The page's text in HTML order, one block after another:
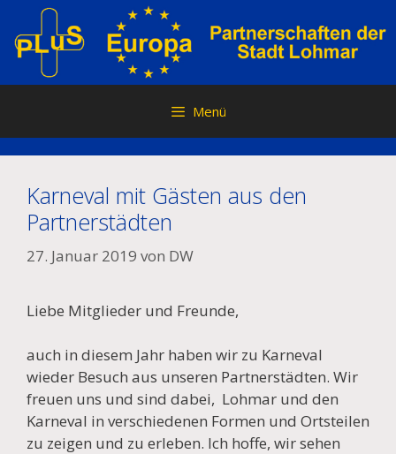
Inhalt
springen
Menü
Karneval mit Gästen aus den
Partnerstädten
27. Januar 2019 von DW
Liebe Mitglieder und Freunde,
auch in diesem Jahr haben wir zu Karneval
wieder Besuch aus unseren Partnerstädten. Wir
freuen uns und sind dabei, Lohmar und den
Karneval in verschiedenen Formen und Ortsteilen
zu zeigen und zu erleben. Ich hoffe, wir sehen